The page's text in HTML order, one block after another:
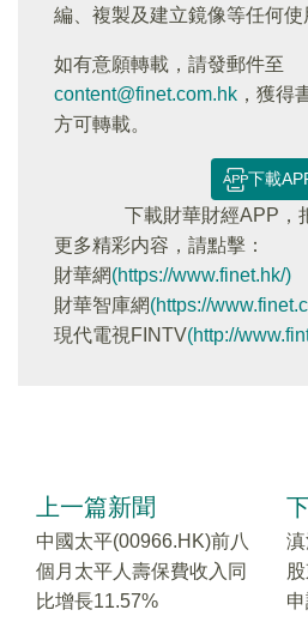
編、複製及建立鏡像等任何使
如有意願轉載，請發郵件至
content@finet.com.hk ，獲得
方可轉載。
下載
下載財華財經APP，
更多精彩内容，請點擊：
財華網(https://www.finet.hk/)
財華智庫網(https://
現代電視FINTV(http://
上一篇新聞
中國太平(00966.HK)前八
個月太平人壽保費收入同
比增長11.57%